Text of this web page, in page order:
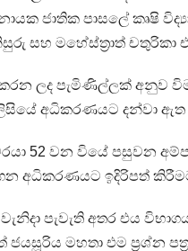
ජාතික පාසලේ කෘෂි
සහ මහේස්ත්‍රාත්
ලද පැමිණිල්ලක් අනුව
අධිකරණයට දන්වා ඇත
52 වන වියේ පසුවන
අධිකරණයට ඉදිරිපත්
වැනිදා පැවැති අතර එය
මහතා එම ප්‍රශ්න